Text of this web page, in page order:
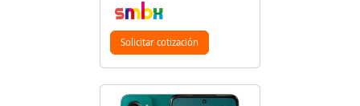
Solicitar cotización